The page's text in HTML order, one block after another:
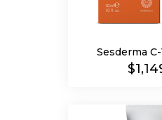
Sesderma